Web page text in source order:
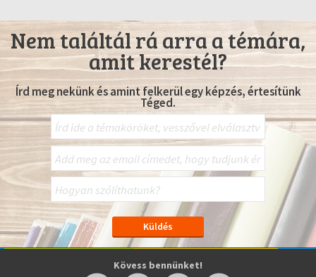
Nem találtál rá arra a témára,
amit kerestél?
Írd meg nekünk és amint felkerül egy képzés, értesítünk
Téged.
Kövess bennünket!